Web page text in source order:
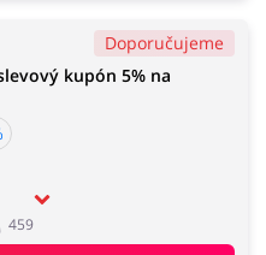
Doporučujeme
kupón 5% na
459